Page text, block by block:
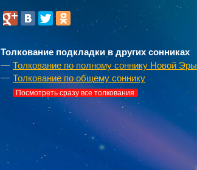
Толкование подкладки в других сонниках
Толкование по полному соннику Новой Эры
Толкование по общему соннику
Посмотреть сразу все толкования